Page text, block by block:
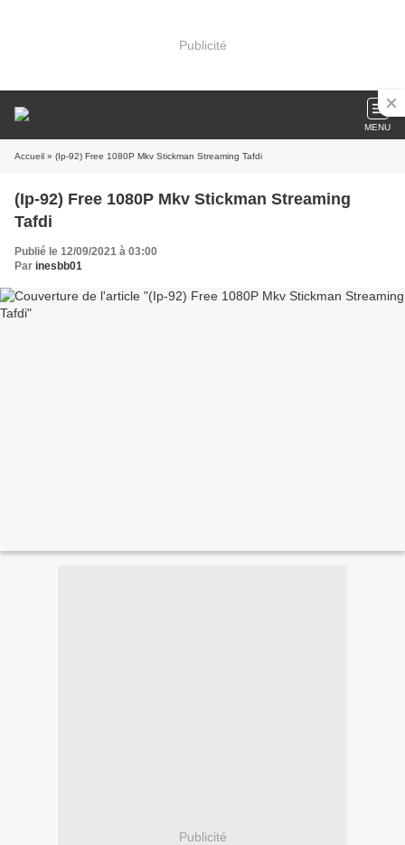
Publicité
MENU
Accueil » (Ip-92) Free 1080P Mkv Stickman Streaming Tafdi
(Ip-92) Free 1080P Mkv Stickman Streaming
Tafdi
Publié le 12/09/2021 à 03:00
Par inesbb01
Publicité